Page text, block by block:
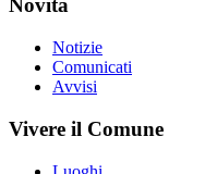
Novità
Notizie
Comunicati
Avvisi
Vivere il Comune